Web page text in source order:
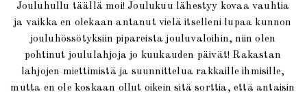
Jouluhullu täällä moi! Joulukuu lähestyy kovaa vauhtia
ja vaikka en olekaan antanut vielä itselleni lupaa kunnon
jouluhössötyksiin pipareista jouluvaloihin, niin olen
pohtinut joululahjoja jo kuukauden päivät! Rakastan
lahjojen miettimistä ja suunnittelua rakkaille ihmisille,
mutta en ole koskaan ollut oikein sitä sorttia, että antaisin